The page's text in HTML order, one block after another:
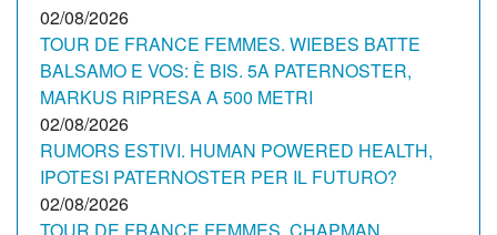
02/08/2026
TOUR DE FRANCE FEMMES. WIEBES BATTE
BALSAMO E VOS: È BIS. 5A PATERNOSTER,
MARKUS RIPRESA A 500 METRI
02/08/2026
RUMORS ESTIVI. HUMAN POWERED HEALTH,
IPOTESI PATERNOSTER PER IL FUTURO?
02/08/2026